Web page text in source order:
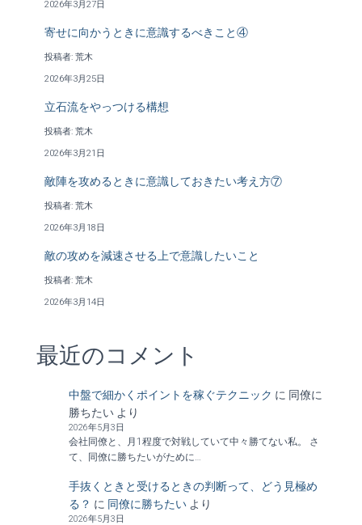
2026年3月27日
寄せに向かうときに意識するべきこと④
投稿者: 荒木
2026年3月25日
立石流をやっつける構想
投稿者: 荒木
2026年3月21日
敵陣を攻めるときに意識しておきたい考え方⑦
投稿者: 荒木
2026年3月18日
敵の攻めを減速させる上で意識したいこと
投稿者: 荒木
2026年3月14日
最近のコメント
中盤で細かくポイントを稼ぐテクニック に 同僚に
勝ちたい より
2026年5月3日
会社同僚と、月1程度で対戦していて中々勝てない私。 さ
て、同僚に勝ちたいがために…
手抜くときと受けるときの判断って、どう見極め
る？ に 同僚に勝ちたい より
2026年5月3日